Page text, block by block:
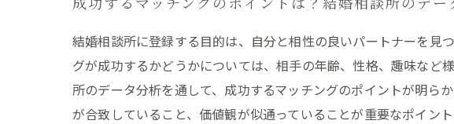
結婚相談所に登録する目的は、自分と相性の良いパートナーを見
グが成功するかどうかについては、相手の年齢、性格、趣味な
所のデータ分析を通して、成功するマッチングのポイントが明ら
が合致していること、価値観が似通っていることが重要なポイン